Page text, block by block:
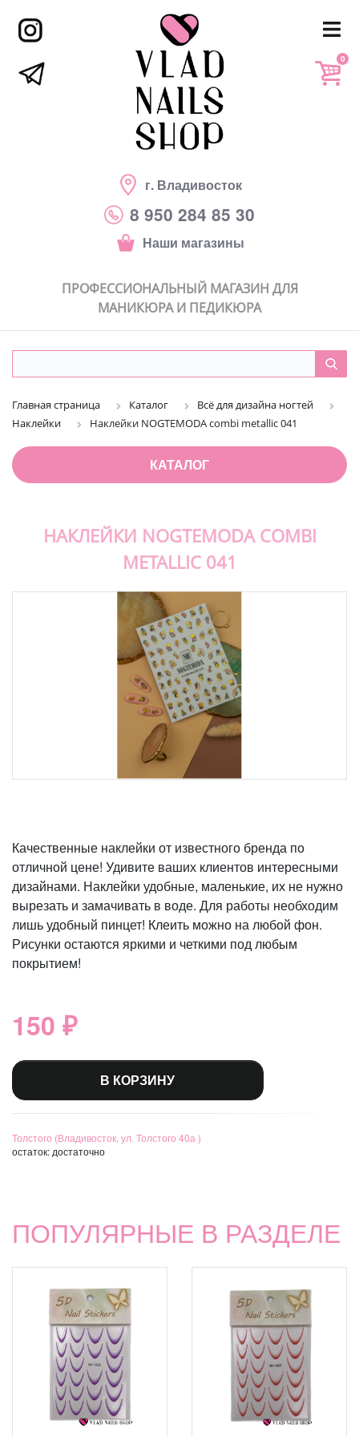
г. Владивосток
8 950 284 85 30
Наши магазины
0
ПРОФЕССИОНАЛЬНЫЙ МАГАЗИН ДЛЯ
МАНИКЮРА И ПЕДИКЮРА
Главная страница Каталог
Всё для дизайна ногтей
Наклейки
Наклейки NOGTEMODA combi metallic 041
КАТАЛОГ
НАКЛЕЙКИ NOGTEMODA COMBI
METALLIC 041
Качественные наклейки от известного бренда по
отличной цене! Удивите ваших клиентов интересными
дизайнами. Наклейки удобные, маленькие, их не нужно
вырезать и замачивать в воде. Для работы необходим
лишь удобный пинцет! Клеить можно на любой фон.
Рисунки остаются яркими и четкими под любым
покрытием!
150 ₽
В КОРЗИНУ
Толстого (Владивосток, ул. Толстого 40а )
остаток: достаточно
ПОПУЛЯРНЫЕ В РАЗДЕЛЕ